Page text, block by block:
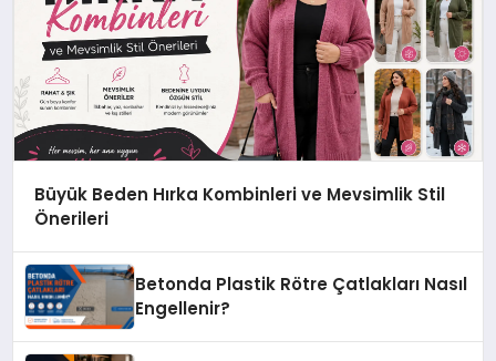
Büyük Beden Hırka Kombinleri ve Mevsimlik Stil
Önerileri
Betonda Plastik Rötre Çatlakları Nasıl
Engellenir?